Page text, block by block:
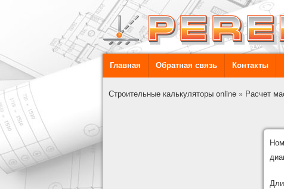
Главная Обратная связь Контакты
Строительные калькуляторы online » Расчет